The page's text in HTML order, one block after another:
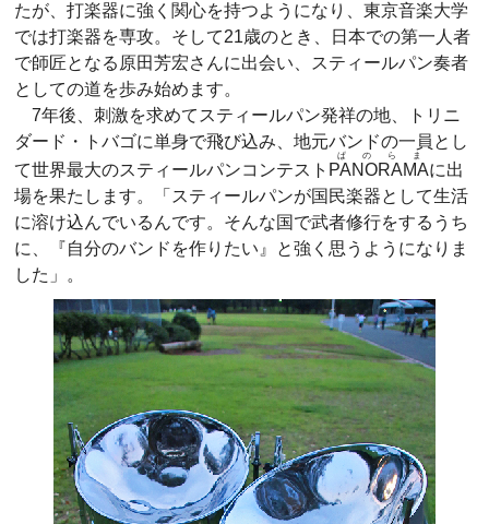
たが、打楽器に強く関心を持つようになり、東京音楽大学
では打楽器を専攻。そして21歳のとき、日本での第一人者
で師匠となる原田芳宏さんに出会い、スティールパン奏者
としての道を歩み始めます。
7年後、刺激を求めてスティールパン発祥の地、トリニ
ダード・トバゴに単身で飛び込み、地元バンドの一員とし
て世界最大のスティールパンコンテスト PANORAMA
ぱのらま
に出
場を果たします。「スティールパンが国民楽器として生活
に溶け込んでいるんです。そんな国で武者修行をするうち
に、『自分のバンドを作りたい』と強く思うようになりま
した」。